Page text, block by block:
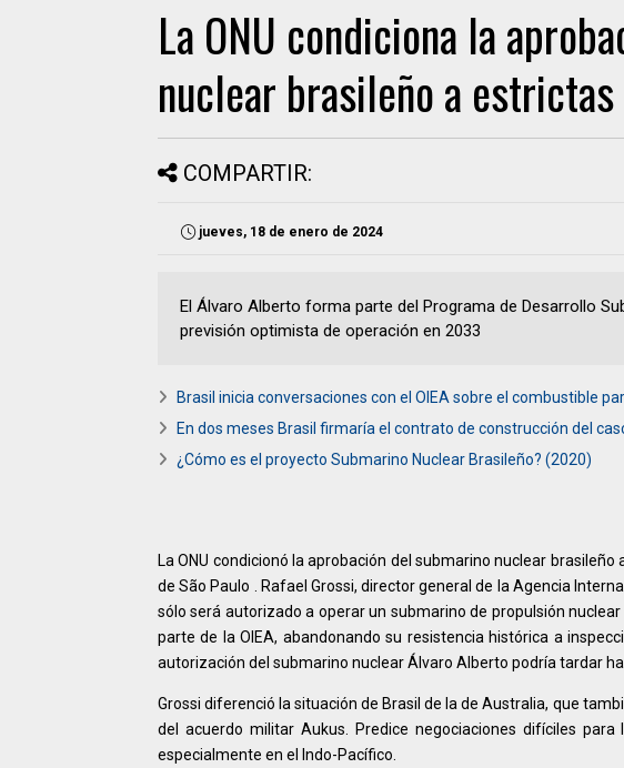
La ONU condiciona la
nuclear brasileño a
COMPARTIR:
jueves, 18 de enero de 2024
El Álvaro Alberto forma parte del Programa de Desarrollo
previsión optimista de operación en 2033
Brasil inicia conversaciones con el OIEA sobre el combustible
En dos meses Brasil firmaría el contrato de construcción del
¿Cómo es el proyecto Submarino Nuclear Brasileño? (2020)
La ONU condicionó la aprobación del submarino nuclear
de São Paulo . Rafael Grossi, director general de la Agencia
sólo será autorizado a operar un submarino de propulsión
parte de la OIEA, abandonando su resistencia histórica a
autorización del submarino nuclear Álvaro Alberto podría tardar
Grossi diferenció la situación de Brasil de la de Australia, que
del acuerdo militar Aukus. Predice negociaciones difíciles
especialmente en el Indo-Pacífico.